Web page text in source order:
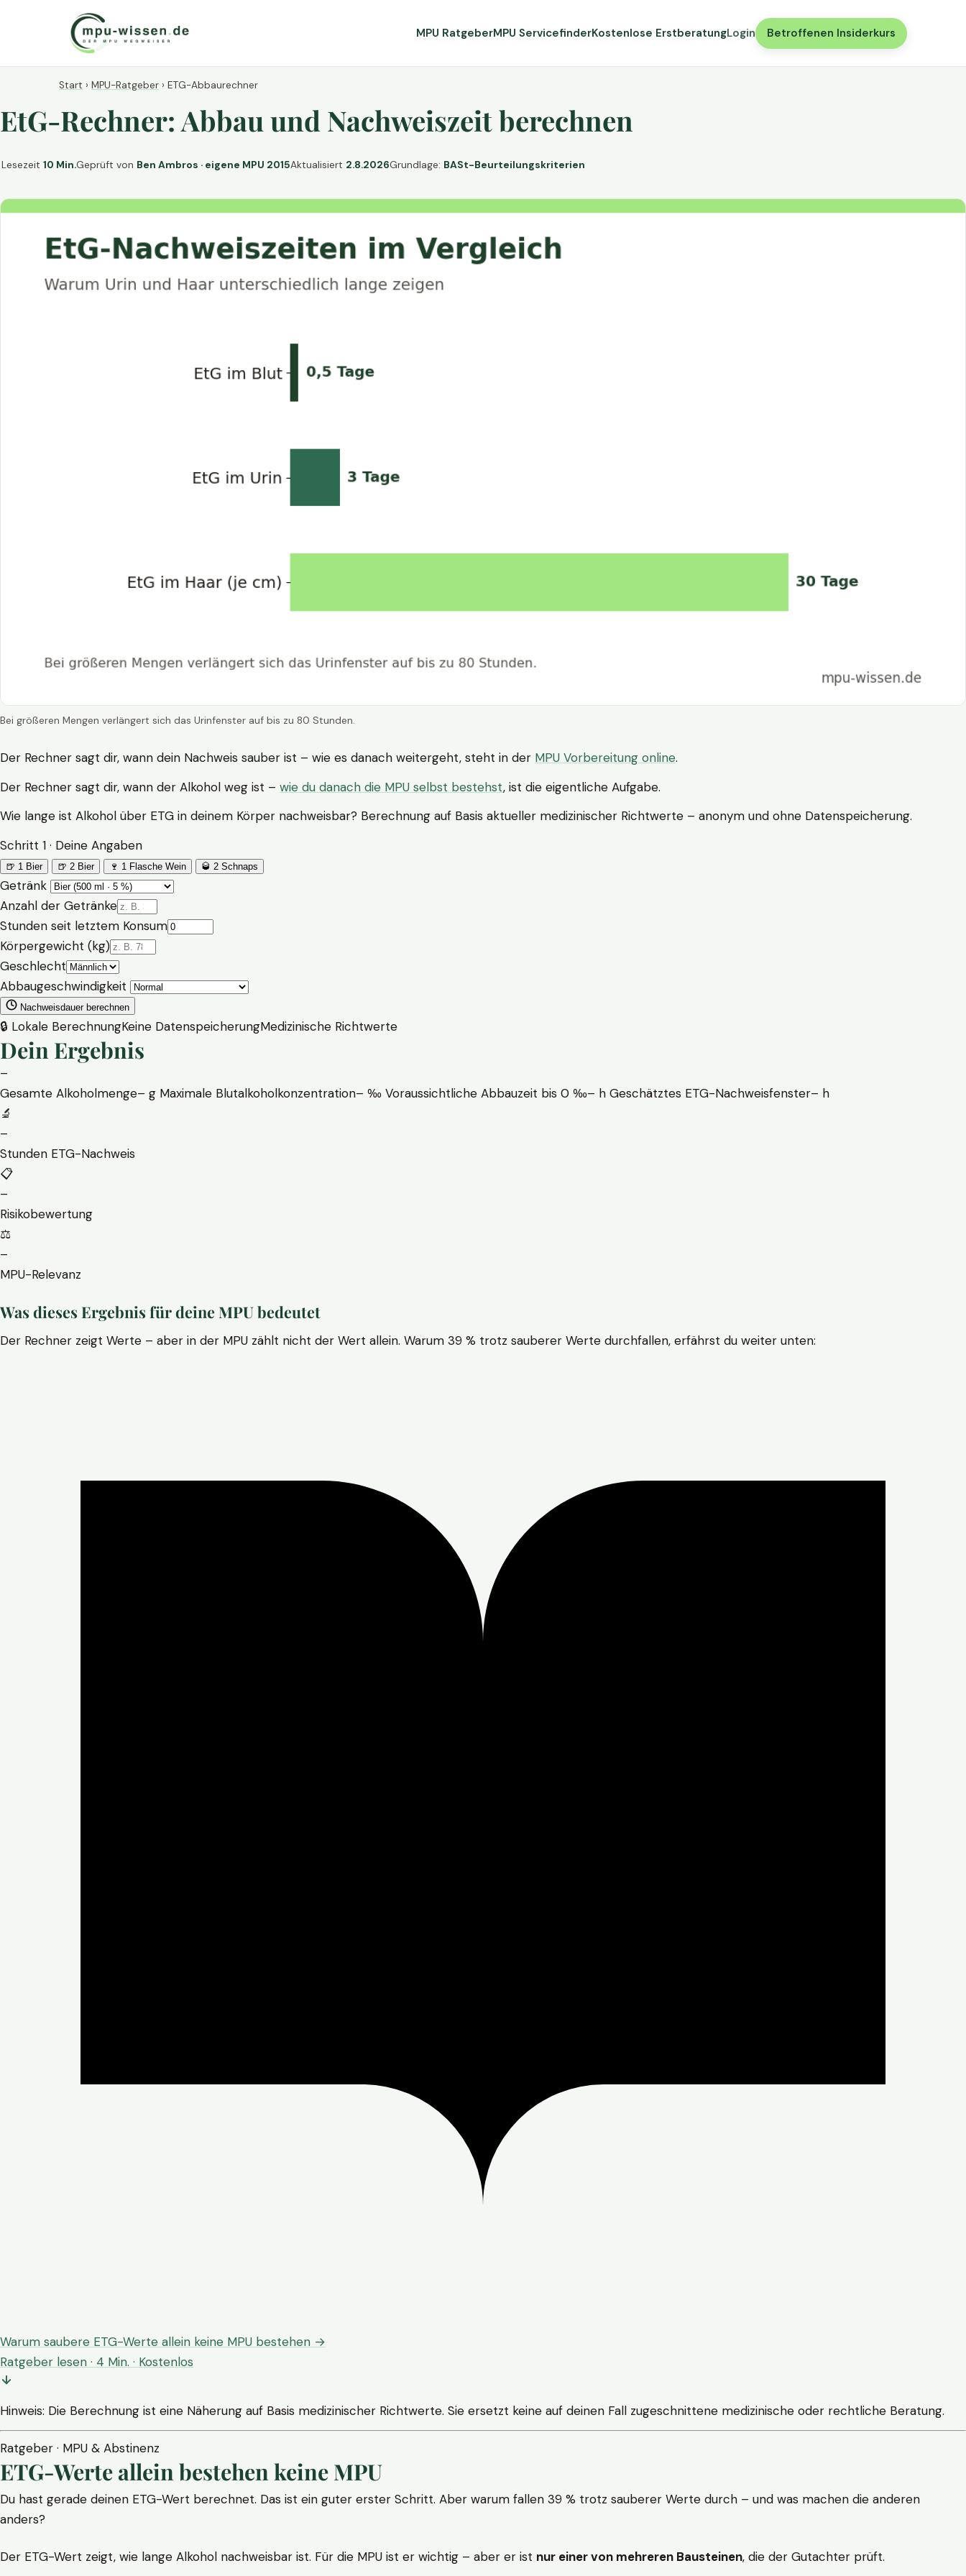
MPU RatgeberMPU ServicefinderKostenlose ErstberatungLogin Betroffenen Insiderkurs
Start › MPU-Ratgeber › ETG-Abbaurechner
EtG-Rechner: Abbau und Nachweiszeit berechnen
Lesezeit 10 Min.Geprüft von Ben Ambros · eigene MPU 2015Aktualisiert 2.8.2026Grundlage: BASt-Beurteilungskriterien
Bei größeren Mengen verlängert sich das Urinfenster auf bis zu 80 Stunden.
Der Rechner sagt dir, wann dein Nachweis sauber ist – wie es danach weitergeht, steht in der MPU Vorbereitung online.
Der Rechner sagt dir, wann der Alkohol weg ist – wie du danach die MPU selbst bestehst, ist die eigentliche Aufgabe.
Wie lange ist Alkohol über ETG in deinem Körper nachweisbar? Berechnung auf Basis aktueller medizinischer Richtwerte – anonym und ohne Datenspeicherung.
Schritt 1 · Deine Angaben
🍺 1 Bier 🍺 2 Bier 🍷 1 Flasche Wein 🥃 2 Schnaps
Getränk
Anzahl der Getränke
Stunden seit letztem Konsum
Körpergewicht (kg)
Geschlecht
Abbaugeschwindigkeit
Nachweisdauer berechnen
🔒 Lokale BerechnungKeine DatenspeicherungMedizinische Richtwerte
Dein Ergebnis
–
Gesamte Alkoholmenge– g Maximale Blutalkoholkonzentration– ‰ Voraussichtliche Abbauzeit bis 0 ‰– h Geschätztes ETG-Nachweisfenster– h
🔬
–
Stunden ETG-Nachweis
📋
–
Risikobewertung
⚖️
–
MPU-Relevanz
Was dieses Ergebnis für deine MPU bedeutet
Der Rechner zeigt Werte – aber in der MPU zählt nicht der Wert allein. Warum 39 % trotz sauberer Werte durchfallen, erfährst du weiter unten:
Warum saubere ETG-Werte allein keine MPU bestehen →
Ratgeber lesen · 4 Min. · Kostenlos
Hinweis: Die Berechnung ist eine Näherung auf Basis medizinischer Richtwerte. Sie ersetzt keine auf deinen Fall zugeschnittene medizinische oder rechtliche Beratung.
Ratgeber · MPU & Abstinenz
ETG-Werte allein bestehen keine MPU
Du hast gerade deinen ETG-Wert berechnet. Das ist ein guter erster Schritt. Aber warum fallen 39 % trotz sauberer Werte durch – und was machen die anderen
anders?
Der ETG-Wert zeigt, wie lange Alkohol nachweisbar ist. Für die MPU ist er wichtig – aber er ist nur einer von mehreren Bausteinen, die der Gutachter prüft.